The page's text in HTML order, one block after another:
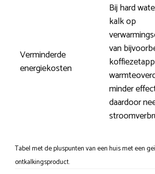
Verminderde
energiekosten
Bij hard
kalk op
van
minder
daardoor
Tabel met de pluspunten van een huis met een
ontkalkingsproduct.